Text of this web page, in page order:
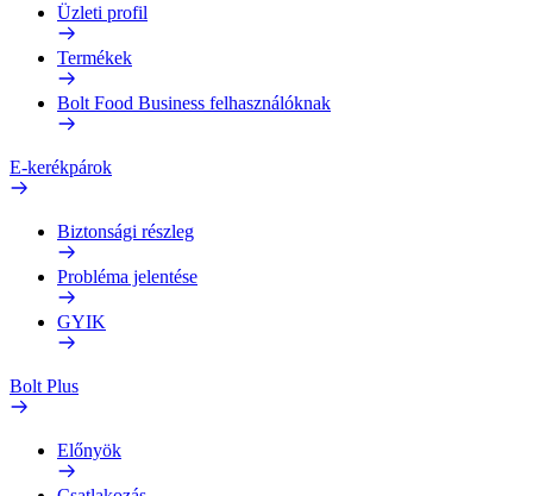
Üzleti profil
Termékek
Bolt Food Business felhasználóknak
E-kerékpárok
Biztonsági részleg
Probléma jelentése
GYIK
Bolt Plus
Előnyök